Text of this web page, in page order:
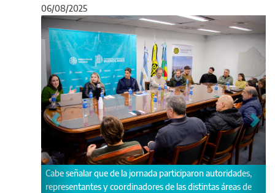
06/08/2025
que de la jornada participaron autoridades,
y coordinadores de las distintas áreas de
La jornada estuvo a
Integridad y
Anterior